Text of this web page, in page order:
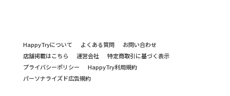
HappyTryについて よくある質問
お問い合わせ
店舗掲載はこちら
運営会社
特定商取引に基づく表示
プライバシーポリシー
HappyTry利用規約
パーソナライズド広告規約